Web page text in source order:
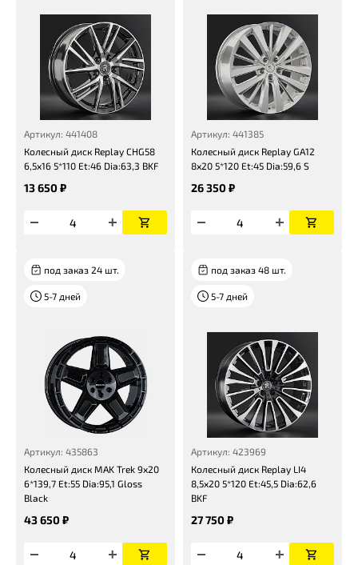
Артикул: 441408
Колесный диск Replay CHG58
6,5x16 5*110 Et:46 Dia:63,3 BKF
13 650 ₽
Артикул: 441385
Колесный диск Replay GA12
8x20 5*120 Et:45 Dia:59,6 S
26 350 ₽
под заказ 24 шт.
5-7 дней
Артикул: 435863
Колесный диск MAK Trek 9x20
6*139,7 Et:55 Dia:95,1 Gloss
Black
43 650 ₽
под заказ 48 шт.
5-7 дней
Артикул: 423969
Колесный диск Replay LI4
8,5x20 5*120 Et:45,5 Dia:62,6
BKF
27 750 ₽